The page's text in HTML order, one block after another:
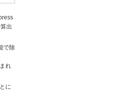
出
で除
れ
に